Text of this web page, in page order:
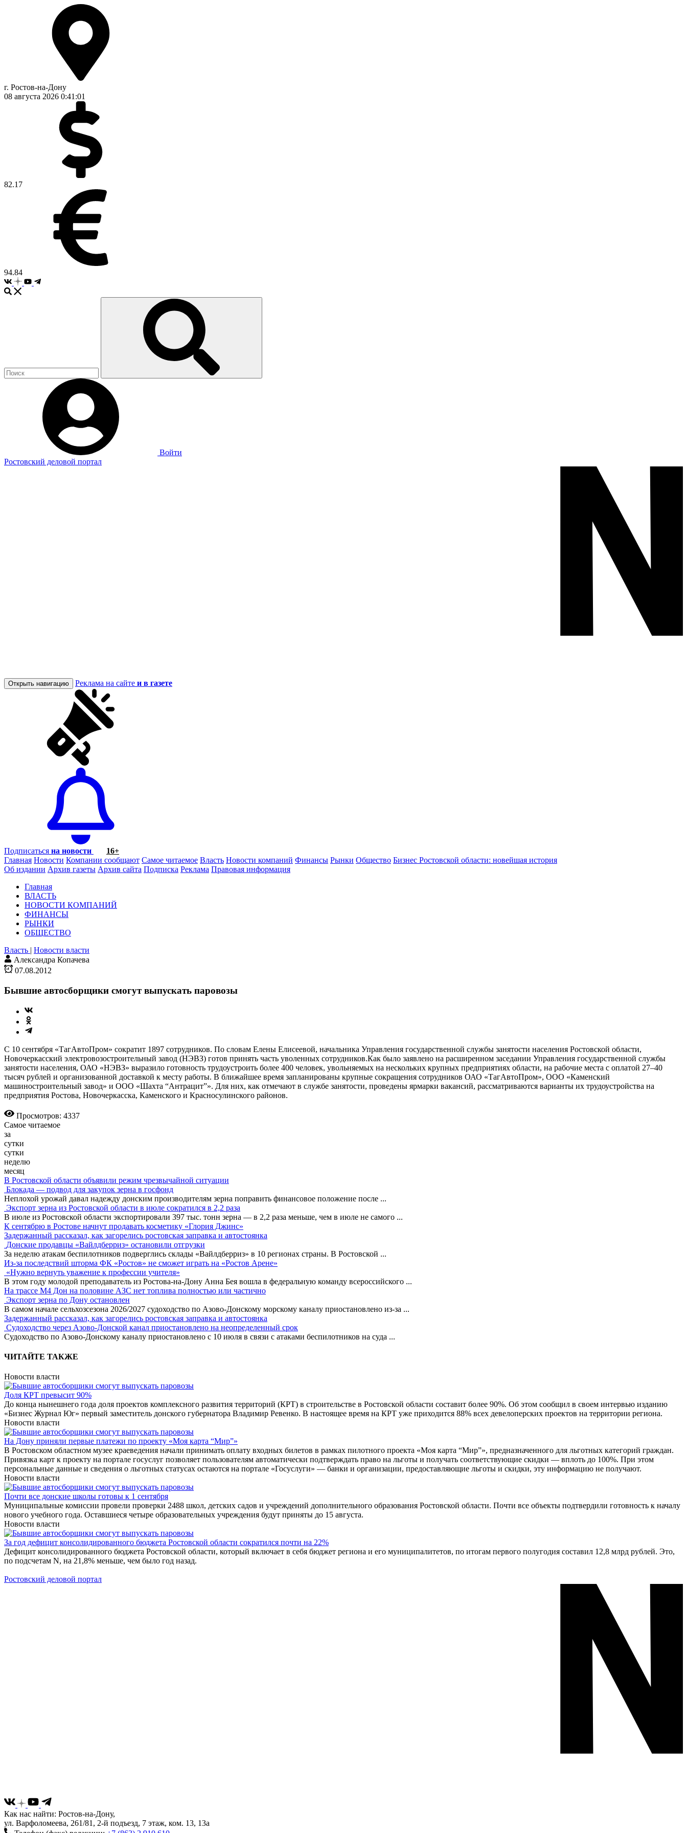
г. Ростов-на-Дону
08 августа 2026 0:41:01
82.17
94.84
Войти
Ростовский деловой портал
Открыть навигацию Реклама на сайте и в газете
Подписаться на новости
16+
Главная Новости Компании сообщают Самое читаемое Власть Новости компаний Финансы Рынки Общество Бизнес Ростовской области: новейшая история
Об издании Архив газеты Архив сайта Подписка Реклама Правовая информация
Главная
ВЛАСТЬ
НОВОСТИ КОМПАНИЙ
ФИНАНСЫ
РЫНКИ
ОБЩЕСТВО
Власть | Новости власти
Александра Копачева
07.08.2012
Бывшие автосборщики смогут выпускать паровозы
С 10 сентября «ТагАвтоПром» сократит 1897 сотрудников. По словам Елены Елисеевой, начальника Управления государственной службы занятости населения Ростовской области,
Новочеркасский электровозостроительный завод (НЭВЗ) готов принять часть уволенных сотрудников.Как было заявлено на расширенном заседании Управления государственной службы
занятости населения, ОАО «НЭВЗ» выразило готовность трудоустроить более 400 человек, увольняемых на нескольких крупных предприятиях области, на рабочие места с оплатой 27–40
тысяч рублей и организованной доставкой к месту работы. В ближайшее время запланированы крупные сокращения сотрудников ОАО «ТагАвтоПром», ООО «Каменский
машиностроительный завод» и ООО «Шахта “Антрацит”». Для них, как отмечают в службе занятости, проведены ярмарки вакансий, рассматриваются варианты их трудоустройства на
предприятия Ростова, Новочеркасска, Каменского и Красносулинского районов.
Просмотров: 4337
Самое читаемое
за
сутки
сутки
неделю
месяц
В Ростовской области объявили режим чрезвычайной ситуации
Блокада — подвод для закупок зерна в госфонд
Неплохой урожай давал надежду донским производителям зерна поправить финансовое положение после ...
Экспорт зерна из Ростовской области в июле сократился в 2,2 раза
В июле из Ростовской области экспортировали 397 тыс. тонн зерна — в 2,2 раза меньше, чем в июле не самого ...
К сентябрю в Ростове начнут продавать косметику «Глория Джинс»
Задержанный рассказал, как загорелись ростовская заправка и автостоянка
Донские продавцы «Вайлдберриз» остановили отгрузки
За неделю атакам беспилотников подверглись склады «Вайлдберриз» в 10 регионах страны. В Ростовской ...
Из-за последствий шторма ФК «Ростов» не сможет играть на «Ростов Арене»
«Нужно вернуть уважение к профессии учителя»
В этом году молодой преподаватель из Ростова-на-Дону Анна Бея вошла в федеральную команду всероссийского ...
На трассе М4 Дон на половине АЗС нет топлива полностью или частично
Экспорт зерна по Дону остановлен
В самом начале сельхозсезона 2026/2027 судоходство по Азово-Донскому морскому каналу приостановлено из-за ...
Задержанный рассказал, как загорелись ростовская заправка и автостоянка
Судоходство через Азово-Донской канал приостановлено на неопределенный срок
Судоходство по Азово-Донскому каналу приостановлено с 10 июля в связи с атаками беспилотников на суда ...
ЧИТАЙТЕ ТАКЖЕ
Новости власти
Доля КРТ превысит 90%
До конца нынешнего года доля проектов комплексного развития территорий (КРТ) в строительстве в Ростовской области составит более 90%. Об этом сообщил в своем интервью изданию
«Бизнес Журнал Юг» первый заместитель донского губернатора Владимир Ревенко. В настоящее время на КРТ уже приходится 88% всех девелоперских проектов на территории региона.
Новости власти
На Дону приняли первые платежи по проекту «Моя карта “Мир”»
В Ростовском областном музее краеведения начали принимать оплату входных билетов в рамках пилотного проекта «Моя карта “Мир”», предназначенного для льготных категорий граждан.
Привязка карт к проекту на портале госуслуг позволяет пользователям автоматически подтверждать право на льготы и получать соответствующие скидки — вплоть до 100%. При этом
персональные данные и сведения о льготных статусах остаются на портале «Госуслуги» — банки и организации, предоставляющие льготы и скидки, эту информацию не получают.
Новости власти
Почти все донские школы готовы к 1 сентября
Муниципальные комиссии провели проверки 2488 школ, детских садов и учреждений дополнительного образования Ростовской области. Почти все объекты подтвердили готовность к началу
нового учебного года. Оставшиеся четыре образовательных учреждения будут приняты до 15 августа.
Новости власти
За год дефицит консолидированного бюджета Ростовской области сократился почти на 22%
Дефицит консолидированного бюджета Ростовской области, который включает в себя бюджет региона и его муниципалитетов, по итогам первого полугодия составил 12,8 млрд рублей. Это,
по подсчетам N, на 21,8% меньше, чем было год назад.
Ростовский деловой портал
Как нас найти: Ростов-на-Дону,
ул. Варфоломеева, 261/81, 2-й подъезд, 7 этаж, ком. 13, 13а